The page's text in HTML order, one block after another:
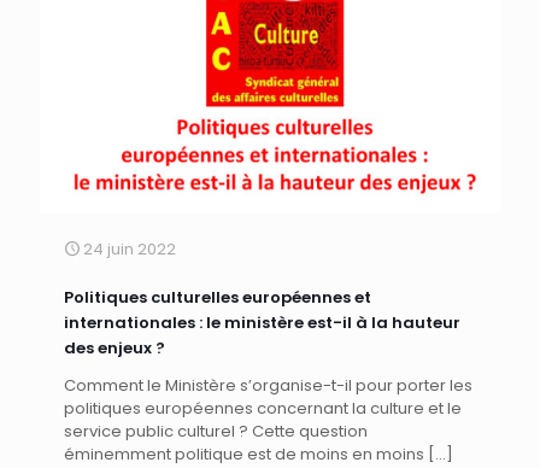
24 juin 2022
Politiques culturelles européennes et
internationales : le ministère est-il à la hauteur
des enjeux ?
Comment le Ministère s’organise-t-il pour porter les
politiques européennes concernant la culture et le
service public culturel ? Cette question
éminemment politique est de moins en moins […]